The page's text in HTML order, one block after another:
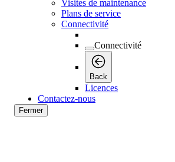
Visites de maintenance
Plans de service
Connectivité
Connectivité
Back
Licences
Contactez-nous
Fermer